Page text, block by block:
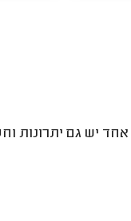
יש גם יתרונות